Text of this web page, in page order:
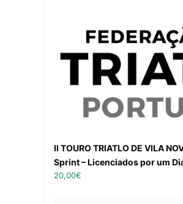
II TOURO TRIATLO DE VILA
Sprint – Licenciados por um
20,00€